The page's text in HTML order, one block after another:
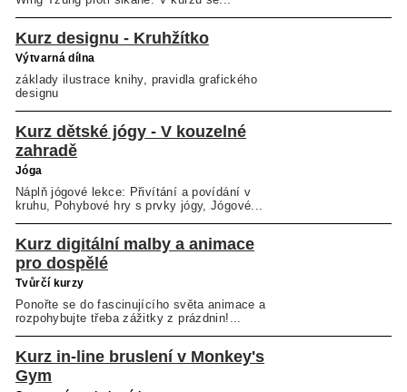
Kurz designu - Kruhžítko
Výtvarná dílna
základy ilustrace knihy, pravidla grafického
designu
Kurz dětské jógy - V kouzelné
zahradě
Jóga
Náplň jógové lekce: Přivítání a povídání v
kruhu, Pohybové hry s prvky jógy, Jógové...
Kurz digitální malby a animace
pro dospělé
Tvůrčí kurzy
Ponořte se do fascinujícího světa animace a
rozpohybujte třeba zážitky z prázdnin!...
Kurz in-line bruslení v Monkey's
Gym